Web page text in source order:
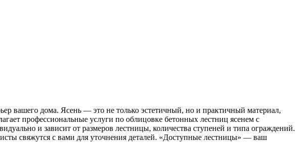
вашего дома. Ясень — это не только эстетичный, но и практичный материал,
профессиональные услуги по облицовке бетонных лестниц ясенем с
и зависит от размеров лестницы, количества ступеней и типа ограждений.
свяжутся с вами для уточнения деталей. «Доступные лестницы» — ваш